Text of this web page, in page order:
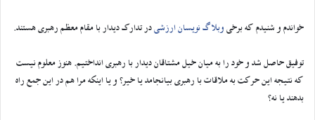
خواندم و شنیدم که برخی وبلاگ نویسان ارزشی در تدارک دیدار با مقام معظم رهبری هستند.
توفیق حاصل شد و خود را به میان خیل مشتاقان دیدار با رهبری انداختیم. هنوز معلوم نیست
که نتیجه این حرکت به ملاقات با رهبری بیانجامد یا خیر؟ و یا اینکه مرا هم در این جمع راه
بدهند یا نه؟